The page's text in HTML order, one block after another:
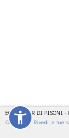
ECOCENTER DI PISONI -
Cookies
- Rivedi le tue